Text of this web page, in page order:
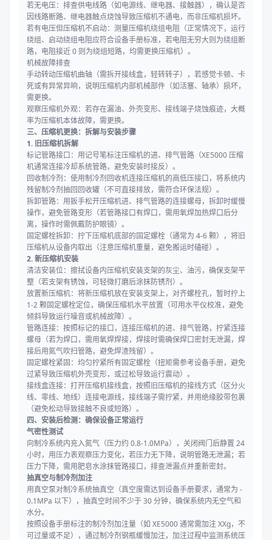
若无电压：排查供电线路（如电源线、继电器、接触器），确认是否
因线路断路、继电器触点烧蚀导致压缩机不通电，而非压缩机损坏。
若有电压但压缩机不启动：测量压缩机绕组电阻（正常情况下，运行
绕组、启动绕组电阻应符合设备手册标准，若电阻无穷大则为绕组断
路，电阻接近 0 则为绕组短路，均需更换压缩机）。
机械故障排查
手动转动压缩机曲轴（需拆开接线盒，轻转转子），若感觉卡顿、卡
死或有异常异响，说明压缩机内部机械部件（如活塞、轴承）损坏，
需更换。
观察压缩机外观：若存在漏油、外壳变形、接线端子烧蚀痕迹，大概
率为压缩机本体故障，需更换。
三、压缩机更换：拆解与安装步骤
1. 旧压缩机拆解
标记管路接口：用记号笔标注压缩机的进、排气管路（XE5000 压缩
机通常连接冷却系统管路，避免安装时接反）。
回收制冷剂：使用制冷剂回收机连接压缩机的高低压接口，将系统内
残留制冷剂抽回回收罐（不可直接排放，需符合环保法规）。
拆卸管路：用扳手松开压缩机进、排气管路的连接螺母，拆卸时缓慢
操作，避免管路变形（若管路接口有焊口，需用氧焊加热焊口后分
离，操作时需佩戴防护眼镜）。
固定螺栓拆卸：拧下压缩机底部的固定螺栓（通常为 4-6 颗），将旧
压缩机从设备内取出（注意压缩机重量，避免搬运时磕碰）。
2. 新压缩机安装
清洁安装位：擦拭设备内压缩机安装支架的灰尘、油污，确保支架平
整（若支架有锈蚀，可轻微打磨后涂抹防锈剂）。
放置新压缩机：将新压缩机放在安装支架上，对齐螺栓孔，暂时拧上
1-2 颗固定螺栓定位，确保压缩机水平放置（可用水平仪校准，避免
倾斜导致运行噪音或机械故障）。
管路连接：按照标记的接口，连接压缩机的进、排气管路，拧紧连接
螺母（若为焊口，需用氧焊焊接，焊接时需确保焊口密封无泄漏，焊
接后用氮气吹扫管路，避免焊渣残留）。
固定螺栓紧固：均匀拧紧所有固定螺栓（扭矩需参考设备手册，避免
过紧导致压缩机外壳变形，或过松导致运行震动）。
接线盒连接：打开压缩机接线盒，按照旧压缩机的接线方式（区分火
线、零线、地线）连接电源线，接线端子需拧紧，并用绝缘胶带包裹
（避免松动导致接触不良或短路）。
四、安装后检测：确保设备正常运行
气密性测试
向制冷系统内充入氮气（压力约 0.8-1.0MPa），关闭阀门后静置 24
小时，用压力表观察压力变化，若压力无下降，说明管路无泄漏；若
压力下降，需用肥皂水涂抹管路接口，排查泄漏点并重新密封。
抽真空与制冷剂加注
用真空泵对制冷系统抽真空（真空度需达到设备手册要求，通常为 -
0.1MPa 以下），抽真空时间不少于 30 分钟，确保系统内无空气和
水分。
按照设备手册标注的制冷剂加注量（如 XE5000 通常需加注 XXg，不
可过量或不足），通过制冷剂钢瓶缓慢加注，加注过程中监测系统压